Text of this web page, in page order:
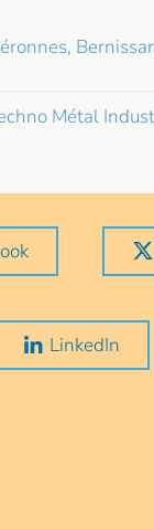
Métal
LinkedIn